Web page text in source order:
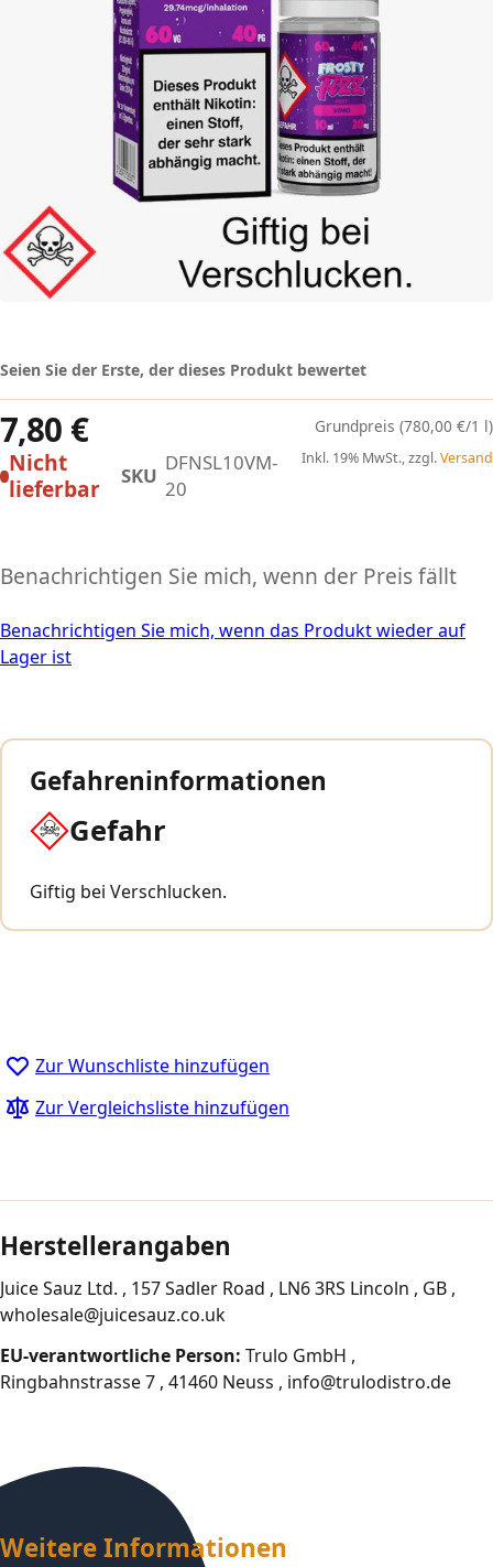
Nicht
lieferbar
SKU
DFNSL10VM-
20
Seien Sie der Erste, der dieses Produkt bewertet
7,80 € (780,00 €/1 l)
Inkl. 19% MwSt., zzgl.Versand
Benachrichtigen Sie mich, wenn der Preis fällt
Benachrichtigen Sie mich, wenn das Produkt wieder auf
Lager ist
Gefahreninformationen
Gefahr
Giftig bei Verschlucken.
Zur Wunschliste hinzufügen
Zur Vergleichsliste hinzufügen
Herstellerangaben
Juice Sauz Ltd. , 157 Sadler Road , LN6 3RS Lincoln , GB ,
wholesale@juicesauz.co.uk
EU-verantwortliche Person: Trulo GmbH ,
Ringbahnstrasse 7 , 41460 Neuss , info@trulodistro.de
Weitere Informationen